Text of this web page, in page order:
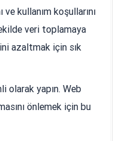
kullanım koşullarını
veri toplamaya
azaltmak için sık
olarak yapın. Web
önlemek için bu